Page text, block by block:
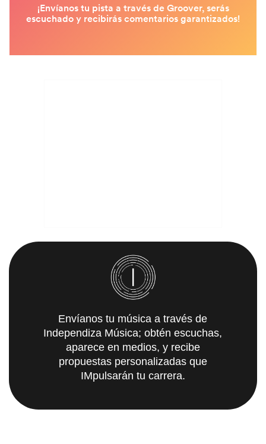
Envíanos tu música a través de
Independiza Música; obtén escuchas,
aparece en medios, y recibe
propuestas personalizadas que
IMpulsarán tu carrera.